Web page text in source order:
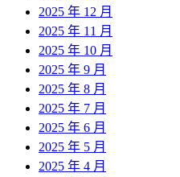
2025 年 12 月
2025 年 11 月
2025 年 10 月
2025 年 9 月
2025 年 8 月
2025 年 7 月
2025 年 6 月
2025 年 5 月
2025 年 4 月